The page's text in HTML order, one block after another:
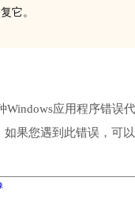
它。
Windows应用程序错误
如果您遇到此错误，可